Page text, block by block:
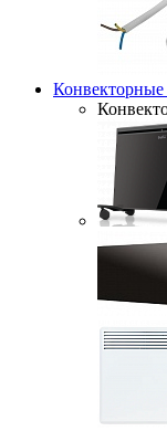
Конвекторные